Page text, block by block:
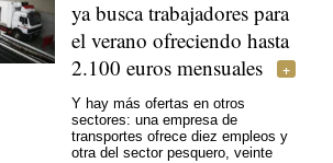
ya busca trabajadores para
el verano ofreciendo hasta
2.100 euros mensuales
Y hay más ofertas en otros
sectores: una empresa de
transportes ofrece diez empleos y
otra del sector pesquero, veinte